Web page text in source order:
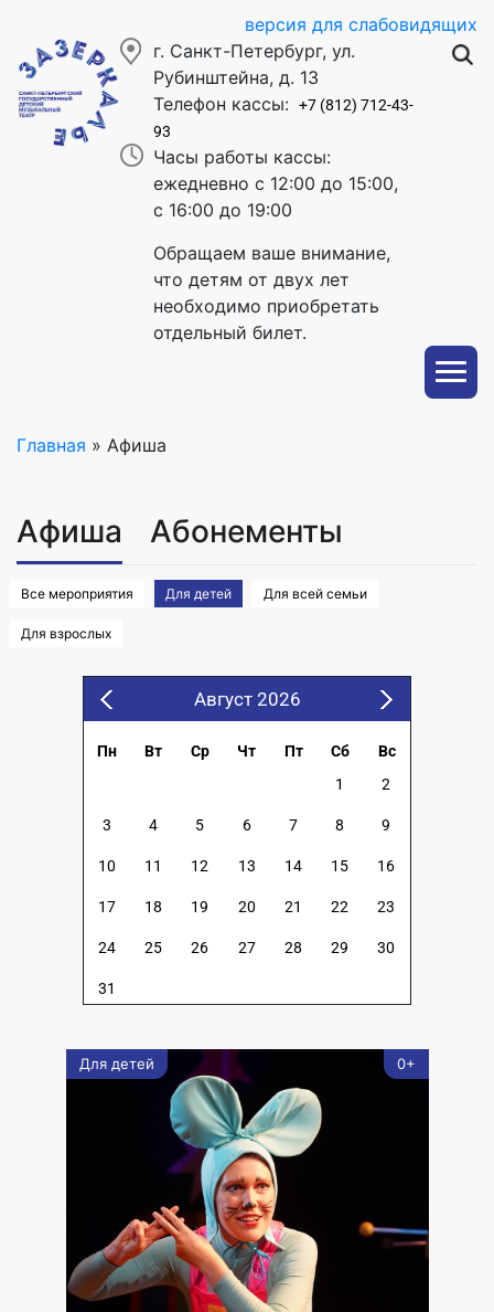
версия для слабовидящих
г. Санкт-Петербург, ул.
Рубинштейна, д. 13
Телефон кассы: +7 (812) 712-43-
93
Часы работы кассы:
ежедневно с 12:00 до 15:00,
с 16:00 до 19:00
Обращаем ваше внимание,
что детям от двух лет
необходимо приобретать
отдельный билет.
Главная » Афиша
Афиша Абонементы
Все мероприятия Для детей Для всей семьи
Для взрослых
Август 2026
Пн Вт Ср Чт Пт Сб
Вс
1
2
3 4 5 6 7 8 9
10 11 12 13 14 15 16
17 18 19 20 21 22 23
24 25 26 27 28 29 30
31
Для детей 0+